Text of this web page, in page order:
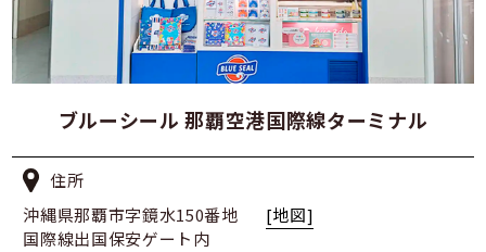
ブルーシール 那覇空港国際線ターミナル
住所
沖縄県那覇市字鏡水150番地
国際線出国保安ゲート内
[地図]